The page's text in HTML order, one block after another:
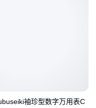
袖珍型数字万用表C